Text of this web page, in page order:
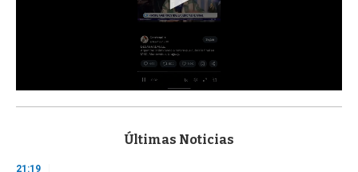
s
Últimas Noticias
21:19